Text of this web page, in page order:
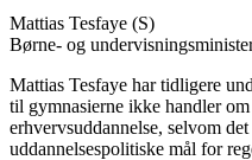
Mattias Tesfaye (S)
Børne- og
Mattias Tesfaye har tidligere
til gymnasierne ikke handler
erhvervsuddannelse, selvom
uddannelsespolitiske mål for